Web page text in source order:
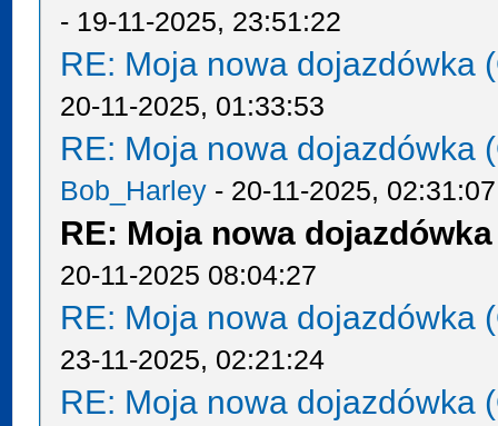
- 19-11-2025, 23:51:22
RE: Moja nowa dojazdówka
20-11-2025, 01:33:53
RE: Moja nowa dojazdówka
Bob_Harley - 20-11-2025, 02:31:07
RE: Moja nowa
20-11-2025 08:04:27
RE: Moja nowa dojazdówka
23-11-2025, 02:21:24
RE: Moja nowa dojazdówka